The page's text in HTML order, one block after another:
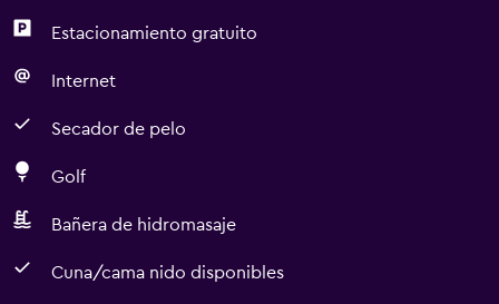
Estacionamiento gratuito
Internet
Secador de pelo
Golf
Bañera de hidromasaje
Cuna/cama nido disponibles